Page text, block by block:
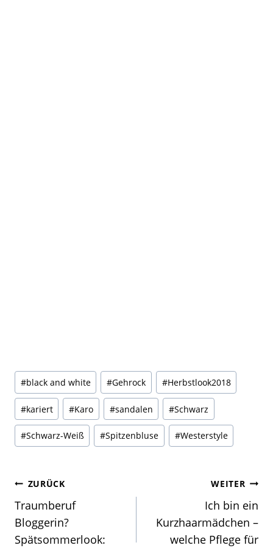
Schlagworte:
#black and white #Gehrock #Herbstlook2018
#kariert #Karo #sandalen #Schwarz
#Schwarz-Weiß #Spitzenbluse #Westerstyle
Beitragsnavigation
ZURÜCK
Traumberuf
Bloggerin?
Spätsommerlook:
WEITER
Ich bin ein
Kurzhaarmädchen –
welche Pflege für